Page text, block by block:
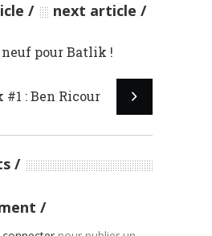
next article
neuf pour Batlik !
#1 : Ben Ricour